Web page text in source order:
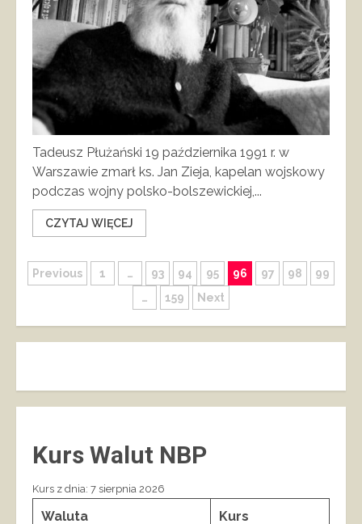
Tadeusz Płużański 19 października 1991 r. w
Warszawie zmarł ks. Jan Zieja, kapelan wojskowy
podczas wojny polsko-bolszewickiej,...
CZYTAJ WIĘCEJ
Stronicowanie
Previous 1 … 93 94 95 96 97 98
99
…
159 Next
Kurs Walut NBP
Kurs z dnia: 7 sierpnia 2026
Waluta Kurs